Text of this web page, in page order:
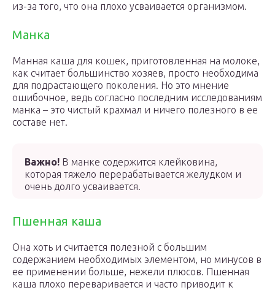
из-за того, что она плохо усваивается организмом.
Манка
Манная каша для кошек, приготовленная на молоке,
как считает большинство хозяев, просто необходима
для подрастающего поколения. Но это мнение
ошибочное, ведь согласно последним исследованиям
манка – это чистый крахмал и ничего полезного в ее
составе нет.
Важно! В манке содержится клейковина,
которая тяжело перерабатывается желудком и
очень долго усваивается.
Пшенная каша
Она хоть и считается полезной с большим
содержанием необходимых элементом, но минусов в
ее применении больше, нежели плюсов. Пшенная
каша плохо переваривается и часто приводит к